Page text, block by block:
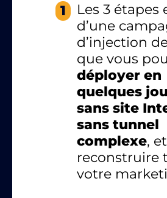
1
Les 3 étapes
d’une
d’injection
que vous
déployer en
quelques
sans site
sans tunnel
complexe,
reconstruire
votre